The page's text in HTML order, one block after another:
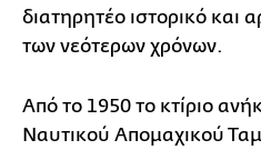
διατηρητέο ιστορικό και
των νεότερων χρόνων.
Από το 1950 το κτίριο
Ναυτικού Απομαχικού